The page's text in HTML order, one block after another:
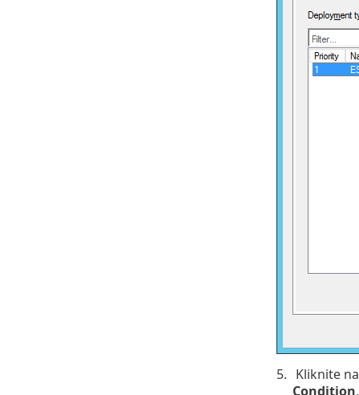
5. Kliknite
Condition